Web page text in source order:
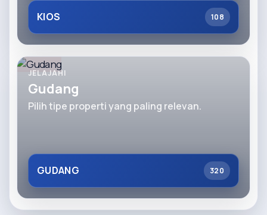
KIOS 108
JELAJAHI
Gudang
Pilih tipe properti yang paling relevan.
GUDANG 320